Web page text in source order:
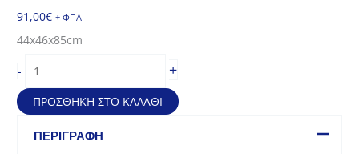
91,00€ + ΦΠΑ
44x46x85cm
-
Καρέκλα
Τραπεζαρίας
Μέταλλο
Βαφή
Μαύρο,
+
ΠΡΟΣΘΉΚΗ ΣΤΟ ΚΑΛΆΘΙ
ΠΕΡΙΓΡΑΦΉ